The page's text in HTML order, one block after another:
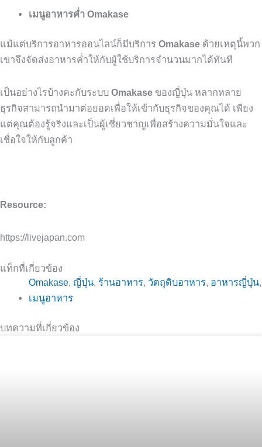
เมนูอาหารค่ำ Omakase
แม้แต่บริการอาหารออนไลน์ก็มีบริการ Omakase ด้วยเหตุนี้พวก
เขาจึงจัดส่งอาหารค่ำให้กับผู้ใช้บริการจำนวนมากได้ทันที
เป็นอย่างไรบ้างคะกับระบบ Omakase ของญี่ปุ่น หลากหลาย
ธุรกิจสามารถนำมาต่อยอดเพื่อให้เข้ากับธุรกิจของคุณได้ เพียง
แต่คุณต้องรู้จริงและเป็นผู้เชี่ยวชาญเพื่อสร้างความมั่นใจและ
เชื่อใจให้กับลูกค้า
Resource:
https://livejapan.com
แท็กที่เกี่ยวข้อง
Omakase, ญี่ปุ่น, ร้านอาหาร, วัตถุดิบอาหาร, อาหารญี่ปุ่น,
เมนูอาหาร
บทความที่เกี่ยวข้อง